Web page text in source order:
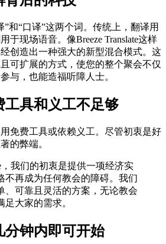
和“口译”这两个词。传统上，翻译用
于现场语音。像Breeze Translate这样
创造出一种强大的新型混合模式。这
可扩展的方式，使您的整个聚会不仅
与，也能造福听障人士。
工具和义工不足够
免费工具或依赖义工。尽管初衷是好
的弊端。
，我们的初衷是提供一项经济实
不再成为任何教会的障碍。我们
、可靠且灵活的方案，无论教会
大家的需求。
分钟内即可开始